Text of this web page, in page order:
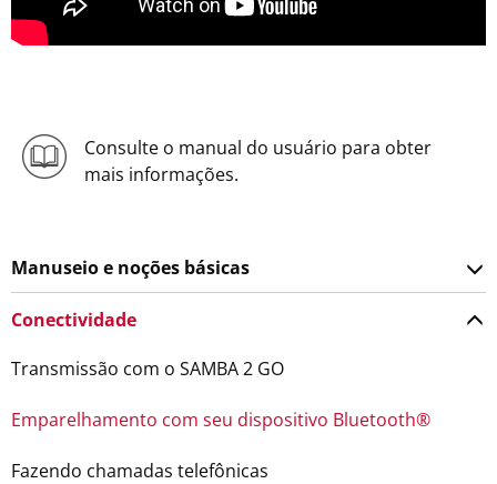
Consulte o manual do usuário para obter
mais informações.
Manuseio e noções básicas
Conectividade
Transmissão com o SAMBA 2 GO
Emparelhamento com seu dispositivo Bluetooth®
Fazendo chamadas telefônicas